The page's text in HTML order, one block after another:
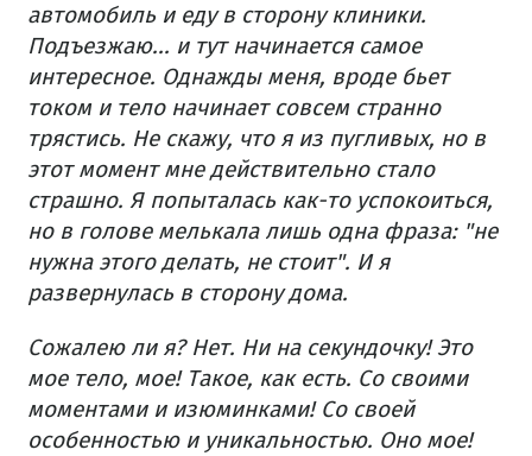
автомобиль и еду в сторону клиники.
Подъезжаю... и тут начинается самое
интересное. Однажды меня, вроде бьет
током и тело начинает совсем странно
трястись. Не скажу, что я из пугливых, но в
этот момент мне действительно стало
страшно. Я попыталась как-то успокоиться,
но в голове мелькала лишь одна фраза: "не
нужна этого делать, не стоит". И я
развернулась в сторону дома.
Сожалею ли я? Нет. Ни на секундочку! Это
мое тело, мое! Такое, как есть. Со своими
моментами и изюминками! Со своей
особенностью и уникальностью. Оно мое!